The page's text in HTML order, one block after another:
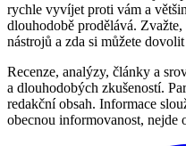
rychle vyvíjet proti vám a
dlouhodobě prodělává.
nástrojů a zda si můžete
Recenze, analýzy, články a
a dlouhodobých zkušeností.
redakční obsah. Informace
obecnou informovanost, nejde